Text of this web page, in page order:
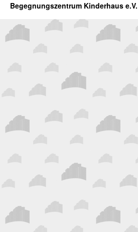
Begegnungszentrum Kinderhaus e.V.